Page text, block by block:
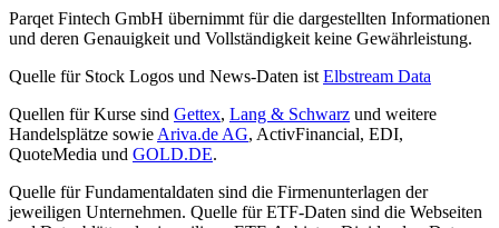
Parqet Fintech GmbH übernimmt für die dargestellten Informationen
und deren Genauigkeit und Vollständigkeit keine Gewährleistung.
Quelle für Stock Logos und News-Daten ist Elbstream Data
Quellen für Kurse sind Gettex, Lang & Schwarz und weitere
Handelsplätze sowie Ariva.de AG, ActivFinancial, EDI,
QuoteMedia und GOLD.DE.
Quelle für Fundamentaldaten sind die Firmenunterlagen der
jeweiligen Unternehmen. Quelle für ETF-Daten sind die Webseiten